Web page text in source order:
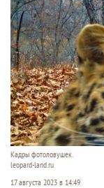
Кадры фотоловушек.
leopard-land.ru
17 августа 2023 в 14:49